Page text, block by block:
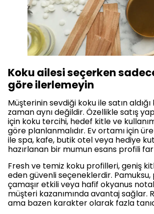
Koku ailesi seçerken
göre ilerlemeyin
Müşterinin sevdiği koku ile satın
zaman aynı değildir. Özellikle satış
için koku tercihi, hedef kitle ve
göre planlanmalıdır. Ev ortamı için
ile spa, kafe, butik otel veya hediye
hazırlanan bir mumun esans profili
Fresh ve temiz koku profilleri, geniş
eden güvenli seçeneklerdir. Pamuksu,
çamaşır etkili veya hafif okyanus
müşteri kazanımında avantaj sağlar.
ama bazen karakter olarak fazla